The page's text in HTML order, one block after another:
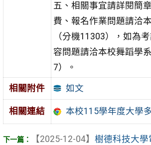
五、相關事宜請詳閱簡
費、報名作業問題請洽
（分機11303），如為
容問題請洽本校舞蹈學
7）。
相關附件 如文
相關連結 本校115學年度大學
【2025-12-04】 樹德科技大